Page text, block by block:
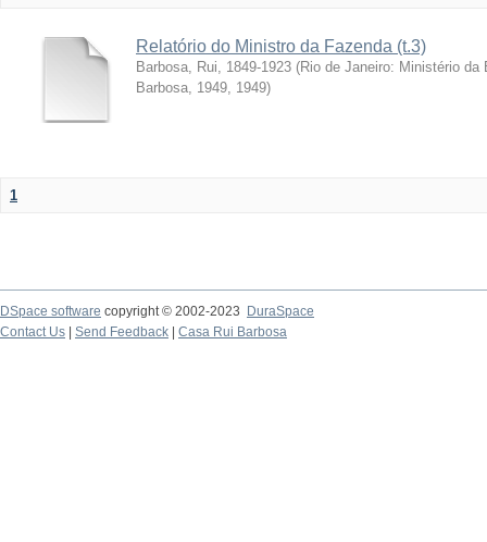
Relatório do Ministro da Fazenda (t.3)
Barbosa, Rui, 1849-1923 (Rio de Janeiro: Ministério
Barbosa, 1949, 1949)
1
DSpace software copyright © 2002-2023
DuraSpace
Contact Us
Send Feedback Casa Rui Barbosa